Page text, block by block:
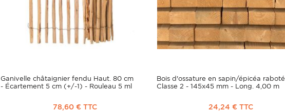
Ganivelle châtaignier fendu Haut. 80 cm
- Écartement 5 cm (+/-1) - Rouleau 5 ml
78,60 € TTC
Bois d'ossature en sapin/épicéa raboté
Classe 2 - 145x45 mm - Long. 4,00 m
24,24 € TTC